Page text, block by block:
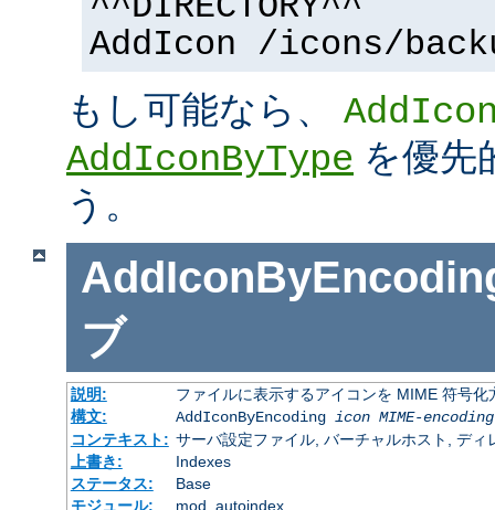
AddIcon /icons/
もし可能なら、
AddIconByType を優先
う。
ブ
説明:
ファイルに表示するアイコンを MIME 符号化
構文:
AddIconByEncoding icon MIME-encoding
コンテキスト: サーバ設定ファイル, バーチャルホスト, ディ
上書き:
Indexes
ステータス:
Base
モジュール:
mod_autoindex